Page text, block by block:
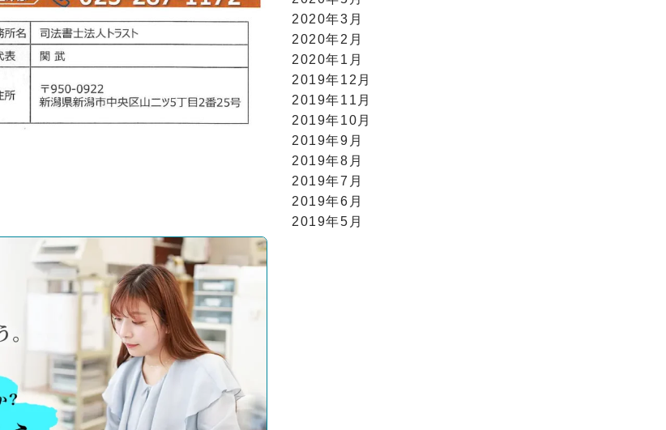
2020年3月
2020年2月
2020年1月
2019年12月
2019年11月
2019年10月
2019年9月
2019年8月
2019年7月
2019年6月
2019年5月